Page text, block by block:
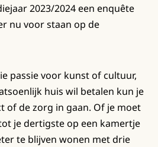
2023/2024 een enquête
nu voor staan op de
passie voor kunst of cultuur,
huis wil betalen kun je
of de zorg in gaan. Of je moet
je dertigste op een kamertje
te blijven wonen met drie